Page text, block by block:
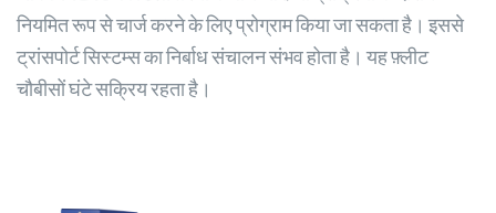
नियमित रूप से चार्ज करने के लिए प्रोग्राम किया जा सकता है। इससे
ट्रांसपोर्ट सिस्टम्स का निर्बाध संचालन संभव होता है। यह फ़्लीट
चौबीसों घंटे सक्रिय रहता है।